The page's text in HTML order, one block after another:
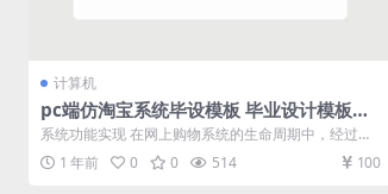
计算机
pc端仿淘宝系统毕设模板 毕业设计模板及
毕业论文与PPT
系统功能实现 在网上购物系统的生命周期中，经过了
系统分析、系统设计等阶段之后，便...
1 年前 0 0 514 100